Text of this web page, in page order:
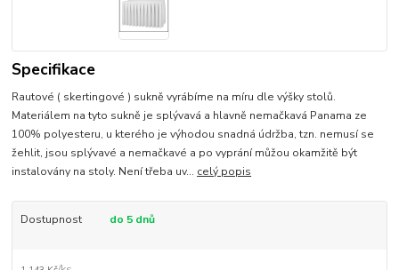
Specifikace
Rautové ( skertingové ) sukně vyrábíme na míru dle výšky stolů.
Materiálem na tyto sukně je splývavá a hlavně nemačkavá Panama ze
100% polyesteru, u kterého je výhodou snadná údržba, tzn. nemusí se
žehlit, jsou splývavé a nemačkavé a po vyprání můžou okamžitě být
instalovány na stoly. Není třeba uv... celý popis
Dostupnost do 5 dnů